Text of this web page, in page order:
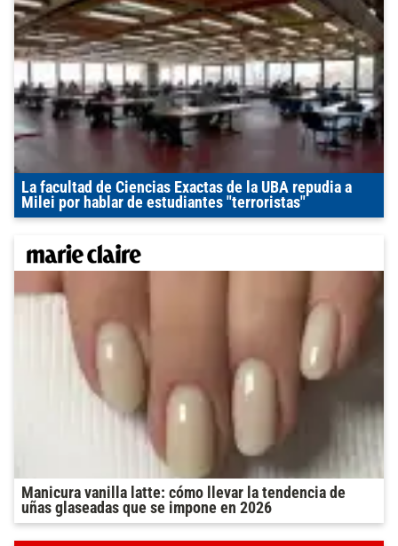
La facultad de Ciencias Exactas de la UBA repudia a
Milei por hablar de estudiantes "terroristas"
Manicura vanilla latte: cómo llevar la tendencia de
uñas glaseadas que se impone en 2026